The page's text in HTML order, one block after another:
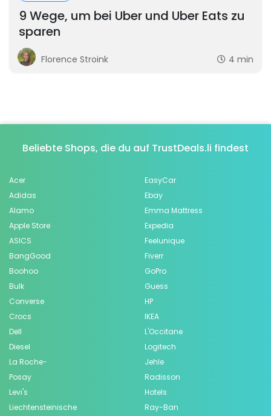
9 Wege, um bei Uber und Uber Eats zu
sparen
Florence Stroink 4 min
Beliebte Shops, die du auf TrustDeals.li findest
Acer
Adidas
Alamo
Apple Store
ASICS
BangGood
Boohoo
Bulk
Converse
Crocs
Dell
Diesel
EasyCar
Ebay
Emma Mattress
Expedia
Feelunique
Fiverr
GoPro
Guess
HP
IKEA
L'Occitane
Logitech
La Roche-
Posay
Levi's
Liechtensteinische
Jehle
Radisson
Hotels
Ray-Ban